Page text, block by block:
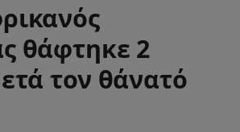
θάφτηκε 2
τον θάνατό